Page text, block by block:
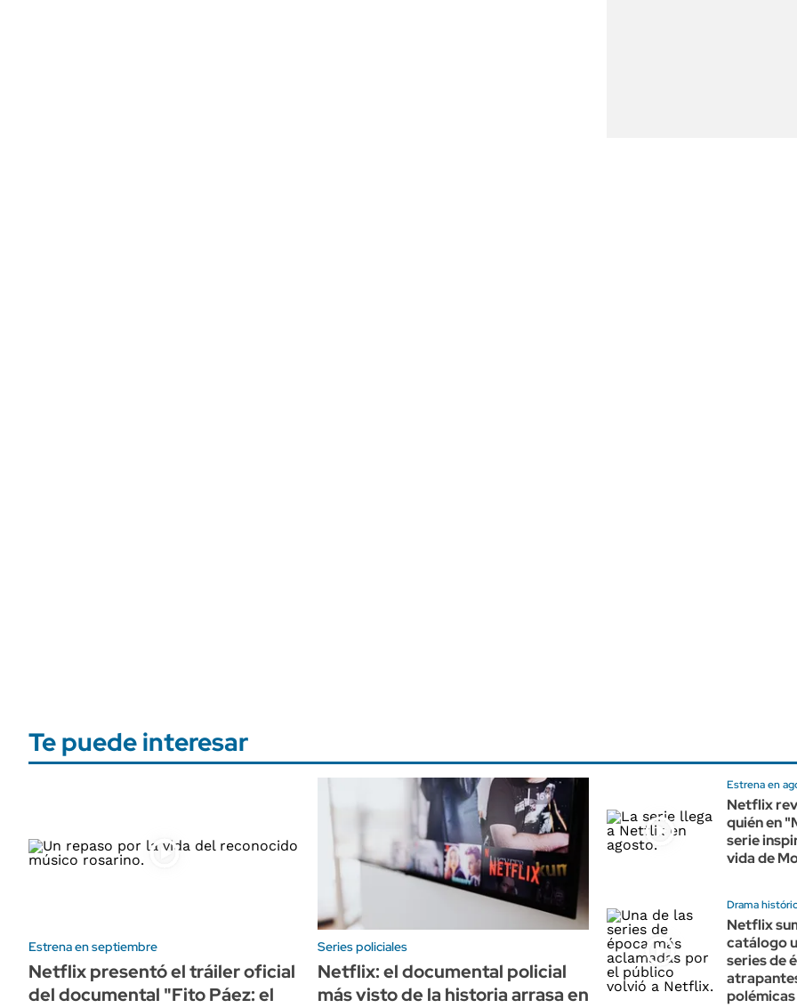
Te puede interesar
Estrena en septiembre
Netflix presentó el tráiler oficial
del documental "Fito Páez: el
Series policiales
Netflix: el documental policial
más visto de la historia arrasa en
Estrena en
Netflix
quién en
serie
vida de
Drama
Netflix
catálogo
series de